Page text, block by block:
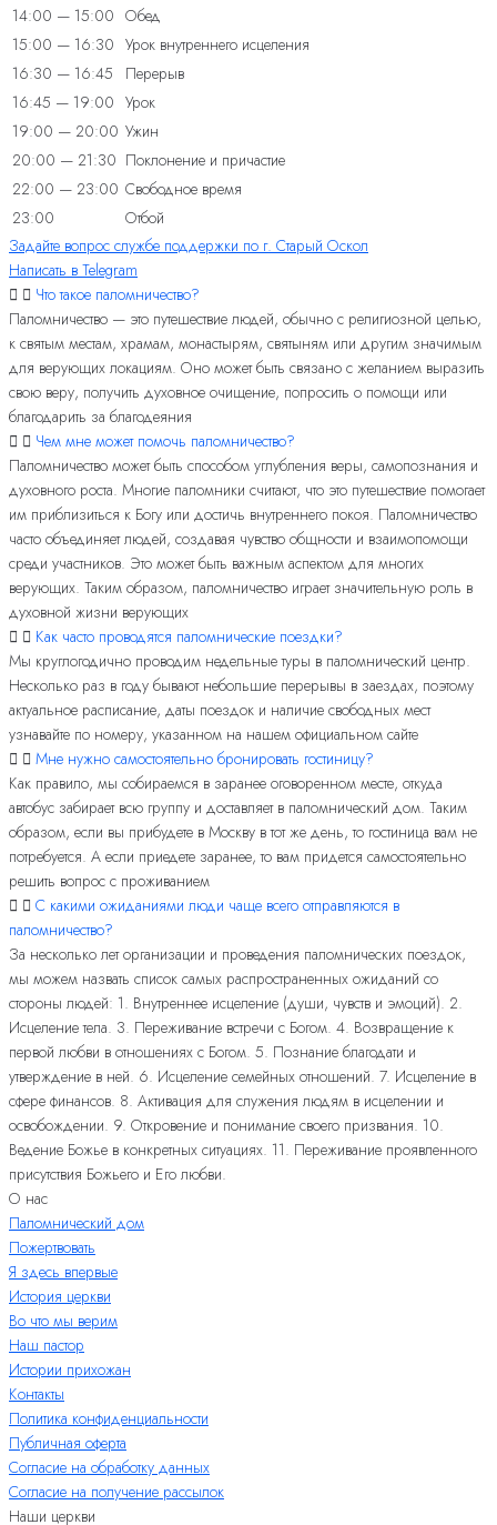
14:00 — 15:00 Обед
15:00 — 16:30 Урок внутреннего исцеления
16:30 — 16:45
Перерыв
16:45 — 19:00 Урок
19:00 — 20:00 Ужин
20:00 — 21:30 Поклонение и причастие
22:00 — 23:00 Свободное время
23:00
Отбой
Задайте вопрос службе поддержки по г. Старый Оскол
Написать в Telegram
Что такое паломничество?
Паломничество — это путешествие людей, обычно с религиозной целью,
к святым местам, храмам, монастырям, святыням или другим значимым
для верующих локациям. Оно может быть связано с желанием выразить
свою веру, получить духовное очищение, попросить о помощи или
благодарить за благодеяния
Чем мне может помочь паломничество?
Паломничество может быть способом углубления веры, самопознания и
духовного роста. Многие паломники считают, что это путешествие помогает
им приблизиться к Богу или достичь внутреннего покоя. Паломничество
часто объединяет людей, создавая чувство общности и взаимопомощи
среди участников. Это может быть важным аспектом для многих
верующих. Таким образом, паломничество играет значительную роль в
духовной жизни верующих
Как часто проводятся паломнические поездки?
Мы круглогодично проводим недельные туры в паломнический центр.
Несколько раз в году бывают небольшие перерывы в заездах, поэтому
актуальное расписание, даты поездок и наличие свободных мест
узнавайте по номеру, указанном на нашем официальном сайте
Мне нужно самостоятельно бронировать гостиницу?
Как правило, мы собираемся в заранее оговоренном месте, откуда
автобус забирает всю группу и доставляет в паломнический дом. Таким
образом, если вы прибудете в Москву в тот же день, то гостиница вам не
потребуется. А если приедете заранее, то вам придется самостоятельно
решить вопрос с проживанием
С какими ожиданиями люди чаще всего отправляются в
паломничество?
За несколько лет организации и проведения паломнических поездок,
мы можем назвать список самых распространенных ожиданий со
стороны людей: 1. Внутреннее исцеление (души, чувств и эмоций). 2.
Исцеление тела. 3. Переживание встречи с Богом. 4. Возвращение к
первой любви в отношениях с Богом. 5. Познание благодати и
утверждение в ней. 6. Исцеление семейных отношений. 7. Исцеление в
сфере финансов. 8. Активация для служения людям в исцелении и
освобождении. 9. Откровение и понимание своего призвания. 10.
Ведение Божье в конкретных ситуациях. 11. Переживание проявленного
присутствия Божьего и Его любви.
О нас
Паломнический дом
Пожертвовать
Я здесь впервые
История церкви
Во что мы верим
Наш пастор
Истории прихожан
Контакты
Политика конфиденциальности
Публичная оферта
Согласие на обработку данных
Согласие на получение рассылок
Наши церкви